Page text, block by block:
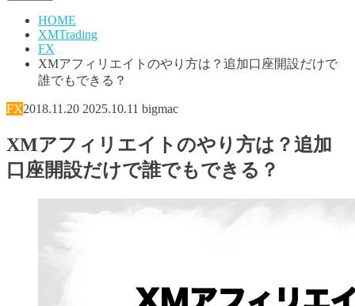
HOME
XMTrading
FX
XMアフィリエイトのやり方は？追加口座開設だけで
誰でもできる？
FX2018.11.20 2025.10.11 bigmac
XMアフィリエイトのやり方は？追加
口座開設だけで誰でもできる？